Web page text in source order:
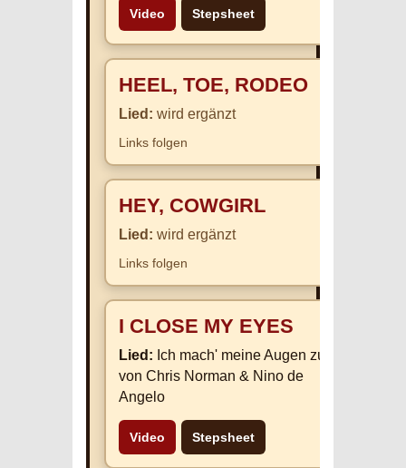
Video Stepsheet
HEEL, TOE, RODEO
Lied: wird ergänzt
Links folgen
HEY, COWGIRL
Lied: wird ergänzt
Links folgen
I CLOSE MY EYES
Lied: Ich mach' meine Augen zu
von Chris Norman & Nino de
Angelo
Video Stepsheet